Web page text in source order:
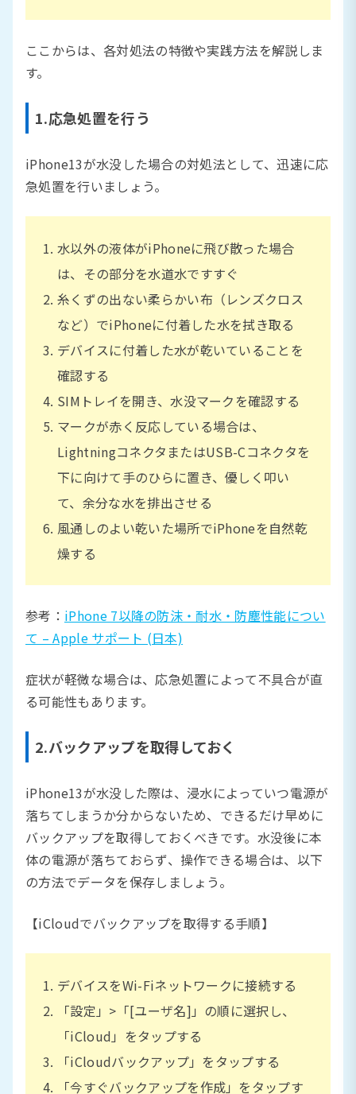
ここからは、各対処法の特徴や実践方法を解説しま
す。
1.応急処置を行う
iPhone13が水没した場合の対処法として、迅速に応
急処置を行いましょう。
水以外の液体がiPhoneに飛び散った場合
は、その部分を水道水ですすぐ
糸くずの出ない柔らかい布（レンズクロス
など）でiPhoneに付着した水を拭き取る
デバイスに付着した水が乾いていることを
確認する
SIMトレイを開き、水没マークを確認する
マークが赤く反応している場合は、
LightningコネクタまたはUSB-Cコネクタを
下に向けて手のひらに置き、優しく叩い
て、余分な水を排出させる
風通しのよい乾いた場所でiPhoneを自然乾
燥する
参考： iPhone 7以降の防沫・耐水・防塵性能につい
て – Apple サポート (日本)
症状が軽微な場合は、応急処置によって不具合が直
る可能性もあります。
2.バックアップを取得しておく
iPhone13が水没した際は、浸水によっていつ電源が
落ちてしまうか分からないため、できるだけ早めに
バックアップを取得しておくべきです。水没後に本
体の電源が落ちておらず、操作できる場合は、以下
の方法でデータを保存しましょう。
【iCloudでバックアップを取得する手順】
デバイスをWi-Fiネットワークに接続する
「設定」>「[ユーザ名]」の順に選択し、
「iCloud」をタップする
「iCloudバックアップ」をタップする
「今すぐバックアップを作成」をタップす